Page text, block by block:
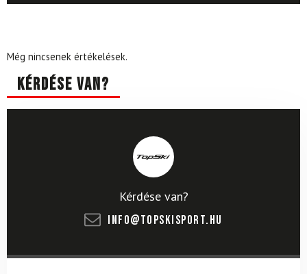
Még nincsenek értékelések.
Kérdése van?
Kérdése van?
info@topskisport.hu